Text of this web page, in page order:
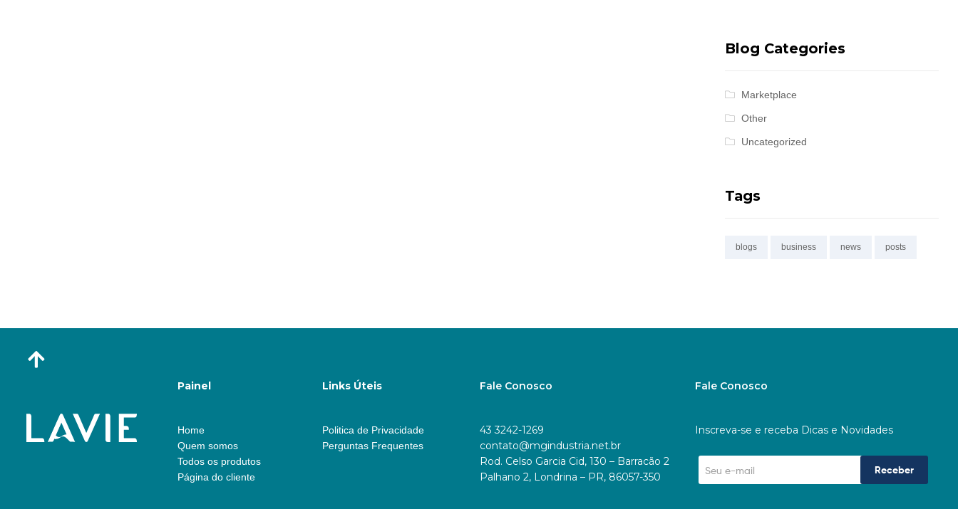
Blog Categories
Marketplace
Other
Uncategorized
Tags
blogs business news posts
Painel
Home
Quem somos
Todos os produtos
Página do cliente
Links Úteis
Politica de Privacidade
Perguntas Frequentes
Fale Conosco
43 3242-1269
contato@mgindustria.net.br
Rod. Celso Garcia Cid, 130 – Barracão 2
Palhano 2, Londrina – PR, 86057-350
Fale Conosco
Inscreva-se e receba Dicas e Novidades
Receber